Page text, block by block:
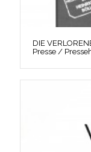
DIE
Presse /